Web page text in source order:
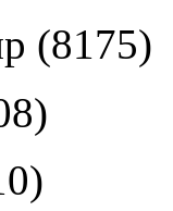
(8175)